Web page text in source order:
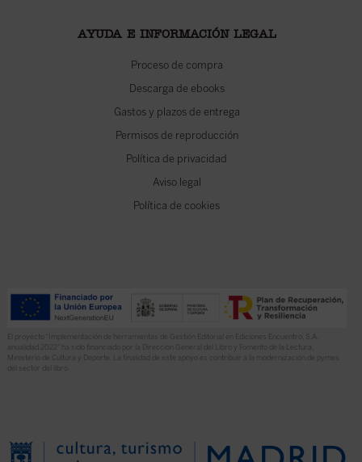
AYUDA E INFORMACIÓN LEGAL
Proceso de compra
Descarga de ebooks
Gastos y plazos de entrega
Permisos de reproducción
Política de privacidad
Aviso legal
Política de cookies
El proyecto “Implementación de herramientas de Gestión Editorial en Ediciones Encuentro, S.A.
anualidad 2022” ha sido financiado por la Dirección General del Libro y Fomento de la Lectura,
Ministerio de Cultura y Deporte. La finalidad de este apoyo es contribuir a la modernización de pymes
del sector del libro.